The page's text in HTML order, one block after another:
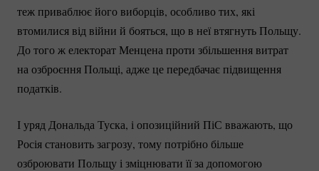
теж приваблює його виборців, особливо тих, які
втомилися від війни й бояться, що в неї втягнуть Польщу.
До того ж електорат Менцена проти збільшення витрат
на озброєння Польщі, адже це передбачає підвищення
податків.
І уряд Дональда Туска, і опозиційний ПіС вважають, що
Росія становить загрозу, тому потрібно більше
озброювати Польщу і зміцнювати її за допомогою